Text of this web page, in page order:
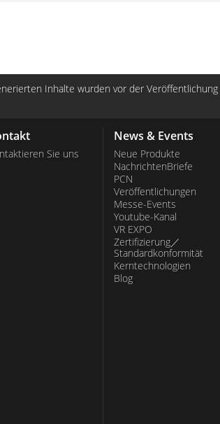
Inhalte wurden vor der Veröffentlichung
Sie uns
News & Events
Neue Produkte
NachrichtenBriefe
PCN
Veröffentlichungen
Messe-Events
Youtube-Kanal
VR EXPO
Zertifizierung／
Standardkonformität
Kerntechnologien
Blog